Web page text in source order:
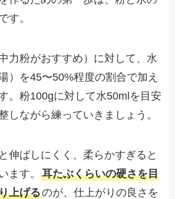
す。
力粉がおすすめ）に対して、水
）を45〜50%程度の割合で加え
。粉100gに対して水50mlを目安
しながら練っていきましょう。
伸ばしにくく、柔らかすぎると
ます。耳たぶくらいの硬さを目
上げるのが、仕上がりの良さを